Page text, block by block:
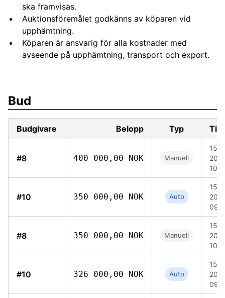
ska framvisas.
Auktionsföremålet godkänns av köparen vid
upphämtning.
Köparen är ansvarig för alla kostnader med
avseende på upphämtning, transport och export.
Bud
Budgivare Belopp Typ
#8 400 000,00 NOK Manuell
15
#10 350 000,00 NOK Auto
15
#8 350 000,00 NOK Manuell
15
#10 326 000,00 NOK Auto
15